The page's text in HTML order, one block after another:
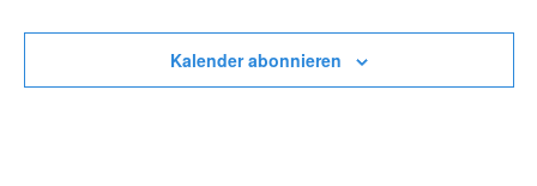
Kalender abonnieren